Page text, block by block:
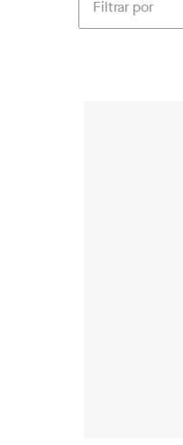
Filtrar por